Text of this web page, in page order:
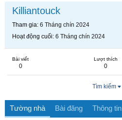
Killiantouck
Tham gia 6 Tháng chín 2024
Hoạt động cuối 6 Tháng chín 2024
Bài viết
0
Lượt thích
0
Tìm kiếm
Tường nhà Bài đăng Thông tin